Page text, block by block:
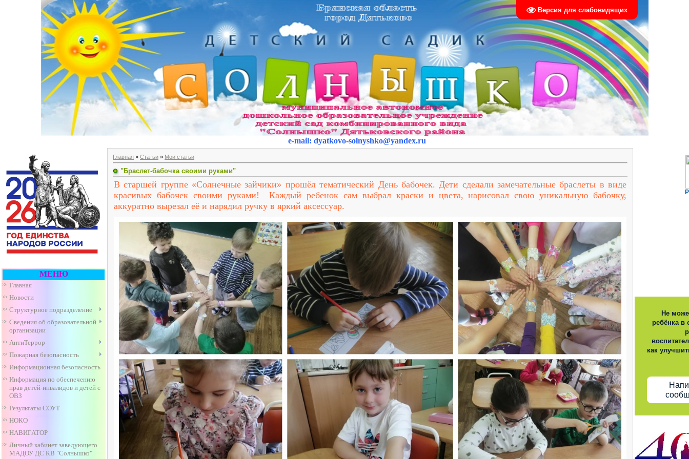
Версия для слабовидящих
e-mail: dyatkovo-solnyshko@yandex.ru
МЕНЮ
Главная
Новости
Структурное подразделение
Сведения об образовательной
организации
АнтиТеррор
Пожарная безопасность
Информационная безопасность
Информация по обеспечению
прав детей-инвалидов и детей с
ОВЗ
Результаты СОУТ
НОКО
НАВИГАТОР
Личный кабинет заведующего
МАДОУ ДС КВ "Солнышко"
Главная » Статьи » Мои статьи
"Браслет-бабочка своими руками"
В старшей группе «Солнечные зайчики» прошёл тематический День бабочек. Дети сделали замечательные браслеты в виде
красивых бабочек своими руками! Каждый ребенок сам выбрал краски и цвета, нарисовал свою уникальную бабочку,
аккуратно вырезал её и нарядил ручку в яркий аксессуар.
Не
ребёнка в
как